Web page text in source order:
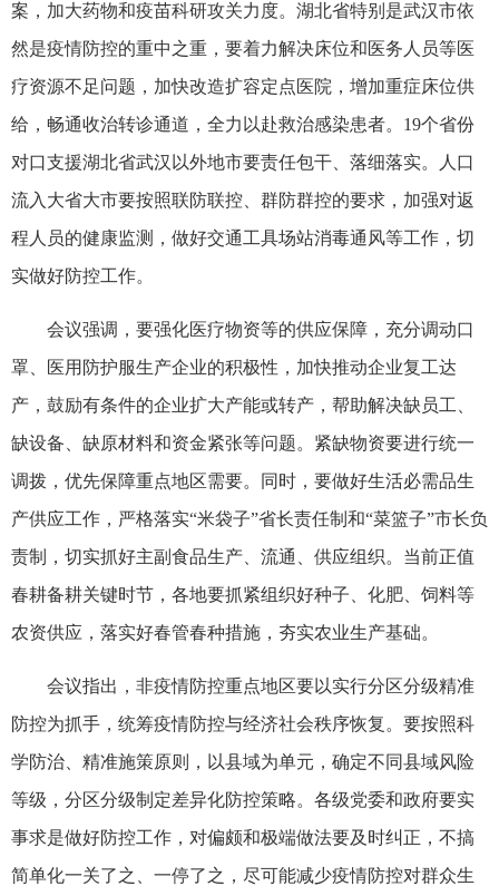
案，加大药物和疫苗科研攻关力度。湖北省特别是武汉市依
然是疫情防控的重中之重，要着力解决床位和医务人员等医
疗资源不足问题，加快改造扩容定点医院，增加重症床位供
给，畅通收治转诊通道，全力以赴救治感染患者。19个省份
对口支援湖北省武汉以外地市要责任包干、落细落实。人口
流入大省大市要按照联防联控、群防群控的要求，加强对返
程人员的健康监测，做好交通工具场站消毒通风等工作，切
实做好防控工作。
会议强调，要强化医疗物资等的供应保障，充分调动口
罩、医用防护服生产企业的积极性，加快推动企业复工达
产，鼓励有条件的企业扩大产能或转产，帮助解决缺员工、
缺设备、缺原材料和资金紧张等问题。紧缺物资要进行统一
调拨，优先保障重点地区需要。同时，要做好生活必需品生
产供应工作，严格落实“米袋子”省长责任制和“菜篮子”市长负
责制，切实抓好主副食品生产、流通、供应组织。当前正值
春耕备耕关键时节，各地要抓紧组织好种子、化肥、饲料等
农资供应，落实好春管春种措施，夯实农业生产基础。
会议指出，非疫情防控重点地区要以实行分区分级精准
防控为抓手，统筹疫情防控与经济社会秩序恢复。要按照科
学防治、精准施策原则，以县域为单元，确定不同县域风险
等级，分区分级制定差异化防控策略。各级党委和政府要实
事求是做好防控工作，对偏颇和极端做法要及时纠正，不搞
简单化一关了之、一停了之，尽可能减少疫情防控对群众生